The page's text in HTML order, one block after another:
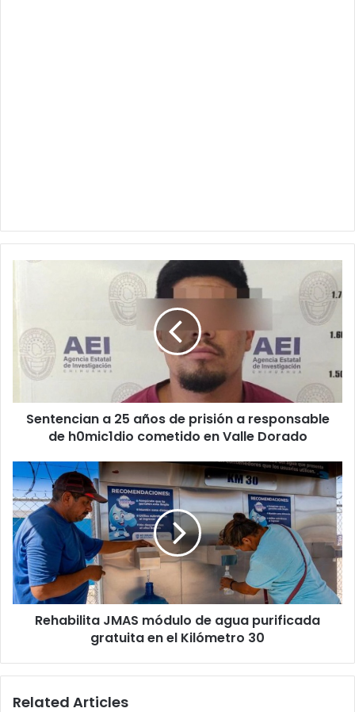
de
prisión
responsable
de
h0mic1dio
cometido
Valle
Dorado
Sentencian a 25 años de prisión a responsable
de h0mic1dio cometido en Valle Dorado
Rehabilita
JMAS
módulo
de
agua
purificada
gratuita
en
el
Kilómetro
Rehabilita JMAS módulo de agua purificada
gratuita en el Kilómetro 30
Related Articles